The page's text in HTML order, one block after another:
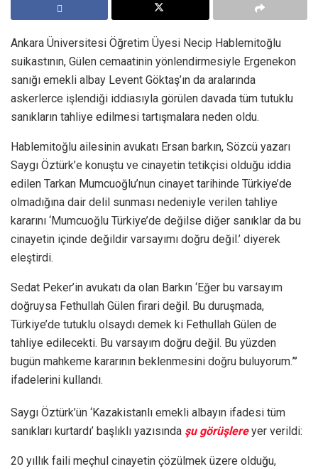
Ankara Üniversitesi Öğretim Üyesi Necip Hablemitoğlu
suikastının, Gülen cemaatinin yönlendirmesiyle Ergenekon
sanığı emekli albay Levent Göktaş’ın da aralarında
askerlerce işlendiği iddiasıyla görülen davada tüm tutuklu
sanıkların tahliye edilmesi tartışmalara neden oldu.
Hablemitoğlu ailesinin avukatı Ersan barkın, Sözcü yazarı
Saygı Öztürk’e konuştu ve cinayetin tetikçisi olduğu iddia
edilen Tarkan Mumcuoğlu’nun cinayet tarihinde Türkiye’de
olmadığına dair delil sunması nedeniyle verilen tahliye
kararını ‘Mumcuoğlu Türkiye’de değilse diğer sanıklar da bu
cinayetin içinde değildir varsayımı doğru değil.’ diyerek
eleştirdi.
Sedat Peker’in avukatı da olan Barkın ‘Eğer bu varsayım
doğruysa Fethullah Gülen firari değil. Bu duruşmada,
Türkiye’de tutuklu olsaydı demek ki Fethullah Gülen de
tahliye edilecekti. Bu varsayım doğru değil. Bu yüzden
bugün mahkeme kararının beklenmesini doğru buluyorum.”’
ifadelerini kullandı.
Saygı Öztürk’ün ‘Kazakistanlı emekli albayın ifadesi tüm
sanıkları kurtardı’ başlıklı yazısında şu görüşlereyer verildi:
20 yıllık faili meçhul cinayetin çözülmek üzere olduğu,